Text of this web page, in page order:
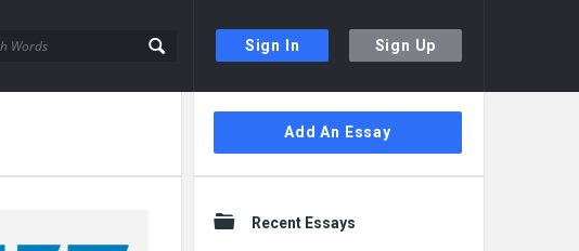
Sign In Sign Up
Sidebar
Add An Essay
Recent Essays